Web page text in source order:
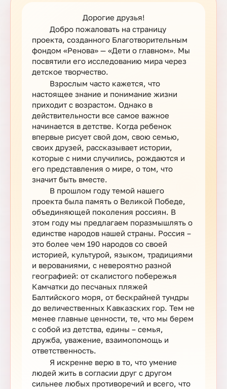
Дорогие друзья!
Добро пожаловать на страницу
проекта, созданного Благотворительным
фондом «Ренова» — «Дети о главном». Мы
посвятили его исследованию мира через
детское творчество.
Взрослым часто кажется, что
настоящее знание и понимание жизни
приходит с возрастом. Однако в
действительности все самое важное
начинается в детстве. Когда ребенок
впервые рисует свой дом, свою семью,
своих друзей, рассказывает истории,
которые с ними случились, рождаются и
его представления о мире, о том, что
значит быть вместе.
В прошлом году темой нашего
проекта была память о Великой Победе,
объединяющей поколения россиян. В
этом году мы предлагаем поразмышлять о
единстве народов нашей страны. Россия –
это более чем 190 народов со своей
историей, культурой, языком, традициями
и верованиями, с невероятно разной
географией: от скалистого побережья
Камчатки до песчаных пляжей
Балтийского моря, от бескрайней тундры
до величественных Кавказских гор. Тем не
менее главные ценности, те, что мы берем
с собой из детства, едины – семья,
дружба, уважение, взаимопомощь и
ответственность.
Я искренне верю в то, что умение
людей жить в согласии друг с другом
сильнее любых противоречий и всего, что